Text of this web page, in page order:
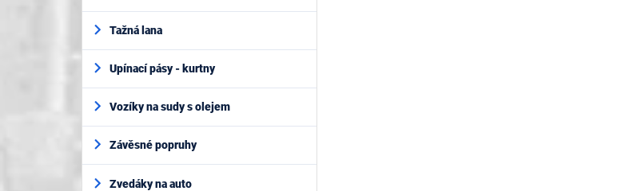
Tažná lana
Upínací pásy - kurtny
Vozíky na sudy s olejem
Závěsné popruhy
Zvedáky na auto